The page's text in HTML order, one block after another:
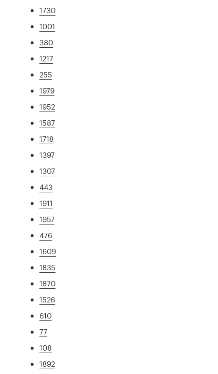
1730
1001
380
1217
255
1979
1952
1587
1718
1397
1307
443
1911
1957
476
1609
1835
1870
1526
610
77
108
1892